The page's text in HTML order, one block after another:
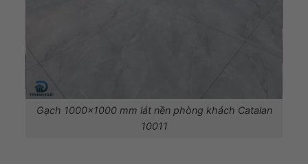
Gạch 1000×1000 mm lát nền phòng khách Catalan
10011